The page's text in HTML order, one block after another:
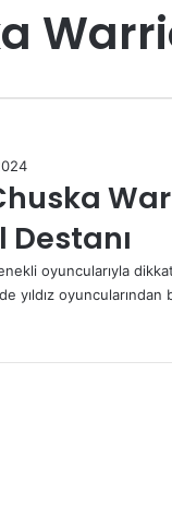
oyuncularıyla
yıldız oyuncularından